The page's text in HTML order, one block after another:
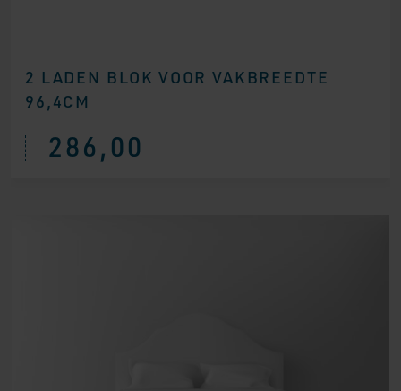
2 LADEN BLOK VOOR VAKBREEDTE
96,4CM
286,00